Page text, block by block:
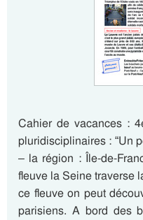
Cahier de vacances :
pluridisciplinaires : “Un
– la région : Île-de-
fleuve la Seine traverse
ce fleuve on peut
parisiens. A bord des